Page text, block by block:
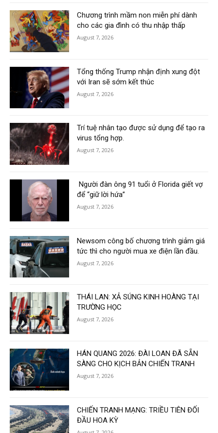
Chương trình mầm non miễn phí dành
cho các gia đình có thu nhập thấp
August 7, 2026
Tổng thống Trump nhận định xung đột
với Iran sẽ sớm kết thúc
August 7, 2026
Trí tuệ nhân tạo được sử dụng để tạo ra
virus tổng hợp.
August 7, 2026
Người đàn ông 91 tuổi ở Florida giết vợ
để “giữ lời hứa”
August 7, 2026
Newsom công bố chương trình giảm giá
tức thì cho người mua xe điện lần đầu.
August 7, 2026
THÁI LAN: XẢ SÚNG KINH HOÀNG TẠI
TRƯỜNG HỌC
August 7, 2026
HÁN QUANG 2026: ĐÀI LOAN ĐÃ SẴN
SÀNG CHO KỊCH BẢN CHIẾN TRANH
August 7, 2026
CHIẾN TRANH MẠNG: TRIỀU TIÊN ĐỐI
ĐẦU HOA KỲ